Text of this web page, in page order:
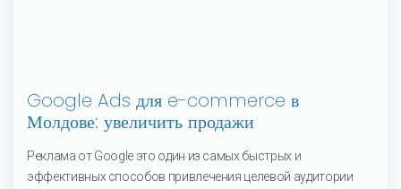
Google Ads для e-commerce в
Молдове: увеличить продажи
Реклама от Google это один из самых быстрых и
эффективных способов привлечения целевой аудитории